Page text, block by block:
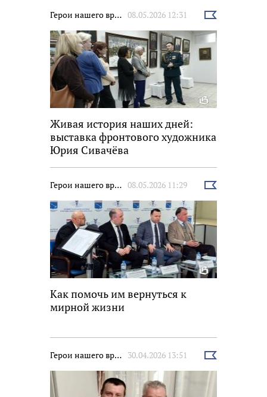
Герои нашего времени 08.05.2026 12:31
Выбрать
Живая история наших дней:
выставка фронтового художника
Юрия Сивачёва
Герои нашего времени 08.05.2026 11:29
Выбрать
Как помочь им вернуться к
мирной жизни
Герои нашего времени 30.04.2026 13:51
Выбрать